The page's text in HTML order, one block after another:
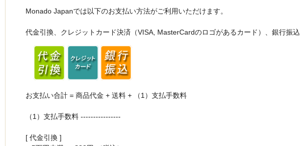
Monado Japanでは以下のお支払い方法がご利用いただけます。
代金引換、クレジットカード決済（VISA, MasterCardのロゴがあるカード）、銀行振込
お支払い合計 = 商品代金 + 送料 + （1）支払手数料
（1）支払手数料 ----------------
[ 代金引換 ]